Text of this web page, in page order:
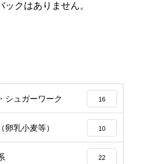
クはありません。
シュガーワーク 16
卵乳小麦等） 10
22